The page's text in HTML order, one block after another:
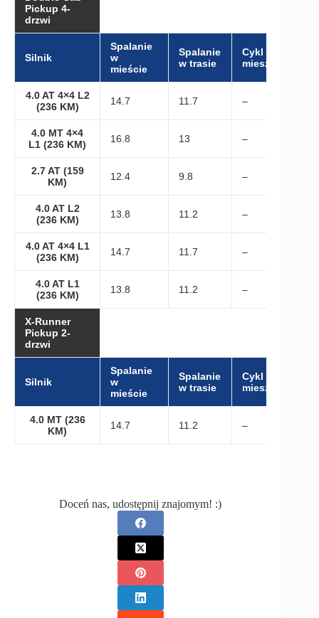
Pickup 4-
drzwi
Silnik
Spalanie
w
mieście
Spalanie
w trasie
Cykl
mieszany
4.0 AT 4×4 L2
(236 KM)
14.7 11.7 –
4.0 MT 4×4
L1 (236 KM)
16.8 13 –
2.7 AT (159
KM)
12.4 9.8 –
4.0 AT L2
(236 KM)
13.8 11.2 –
4.0 AT 4×4 L1
(236 KM)
14.7 11.7 –
4.0 AT L1
(236 KM)
13.8 11.2 –
X-Runner
Pickup 2-
drzwi
Silnik
Spalanie
w
mieście
Spalanie
w trasie
Cykl
mieszany
4.0 MT (236
KM)
14.7 11.2 –
Doceń nas, udostępnij znajomym! :)